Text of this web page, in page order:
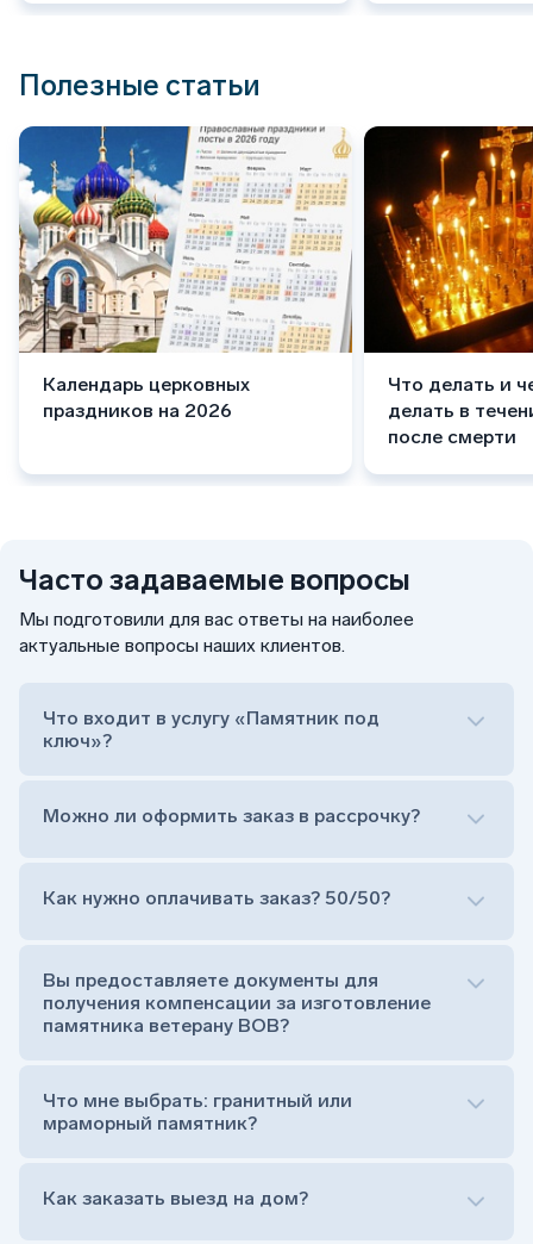
Полезные статьи
Календарь церковных
праздников на 2026
Что делать и
делать в
после смерти
Часто задаваемые вопросы
Мы подготовили для вас ответы на наиболее
актуальные вопросы наших клиентов.
Что входит в услугу «Памятник под
ключ»?
Сам комплект памятника:
Тумба (постамент, на который при помощи
штыря устанавливается стела)
Цветник (обрамление могилки, бывает, что
Обработка и сверловка комплекта
Расположение символа веры (крестик или
на символ веры или вовсе портрет не рисовать)
Можно ли оформить заказ в рассрочку?
Как нужно оплачивать заказ? 50/50?
Вы предоставляете документы для
получения компенсации за изготовление
памятника ветерану ВОВ?
Что мне выбрать: гранитный или
мраморный памятник?
Как заказать выезд на дом?